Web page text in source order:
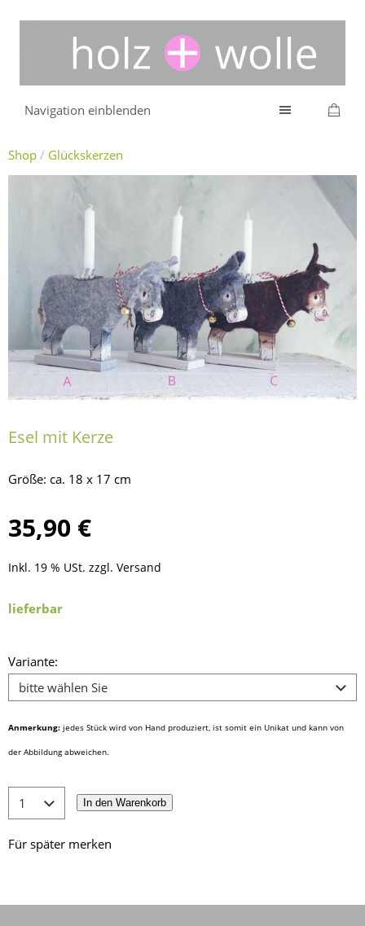
Navigation einblenden
Shop / Glückskerzen
Esel mit Kerze
Größe: ca. 18 x 17 cm
35,90 €
Inkl. 19 % USt. zzgl. Versand
lieferbar
Variante:
Anmerkung: jedes Stück wird von Hand produziert, ist somit ein Unikat und kann von
der Abbildung abweichen.
In den Warenkorb
Für später merken